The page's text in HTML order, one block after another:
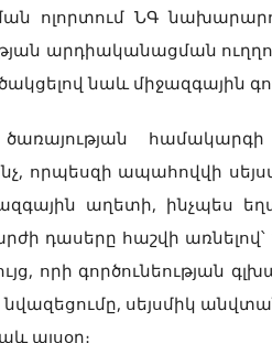
ոլորտում ՆԳ
արդիականացման
նաև միջազգային
որպեսզի ապահովվի
աղետի, ինչպես
դասերը հաշվի առնելով՝
որի գործունեության
նվազեցումը, սեյսմիկ
այսօր։